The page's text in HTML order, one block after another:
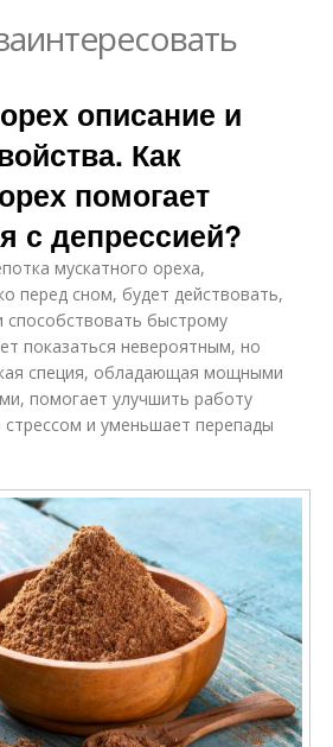
описание и
Как
помогает
с депрессией?
мускатного ореха,
перед сном, будет действовать,
способствовать быстрому
показаться невероятным, но
специя, обладающая мощными
помогает улучшить работу
стрессом и уменьшает перепады